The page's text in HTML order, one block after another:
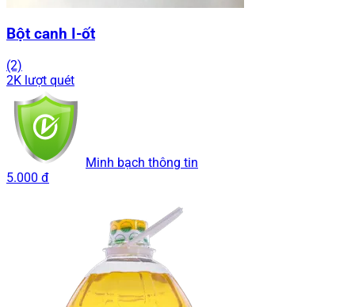
Bột canh I-ốt
(2)
2K lượt quét
Minh bạch thông tin
5.000 đ